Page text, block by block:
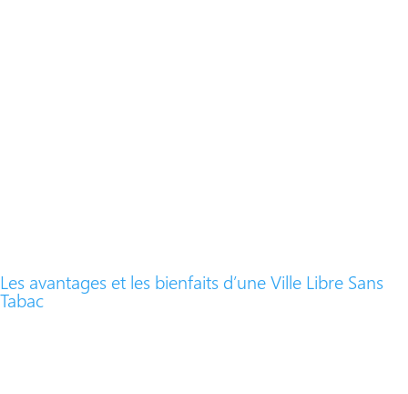
​Les avantages et les bienfaits d’une Ville Libre Sans
Tabac